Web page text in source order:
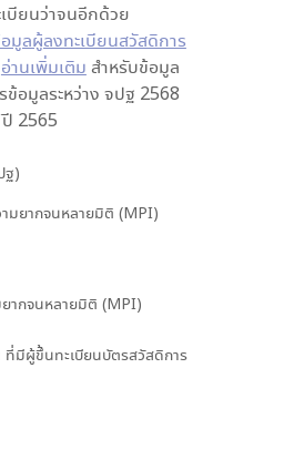
บียนว่าจนอีกด้วย
มูลผู้ลงทะเบียนสวัสดิการ
อ่านเพิ่มเติม สำหรับข้อมูล
อมูลระหว่าง จปฐ 2568
2565
ฐ)
มยากจนหลายมิติ (MPI)
ากจนหลายมิติ (MPI)
ที่มีผู้ขึ้นทะเบียนบัตรสวัสดิการ